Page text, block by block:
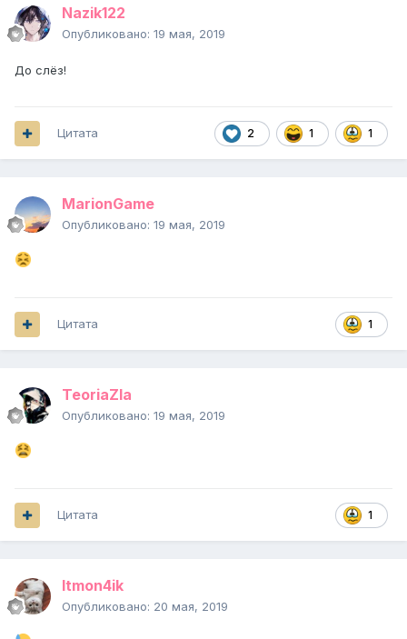
Nazik122
Опубликовано: 19 мая, 2019
До слёз!
2 1 1
Цитата
MarionGame
Опубликовано: 19 мая, 2019
1
Цитата
TeoriaZla
Опубликовано: 19 мая, 2019
1
Цитата
ltmon4ik
Опубликовано: 20 мая, 2019